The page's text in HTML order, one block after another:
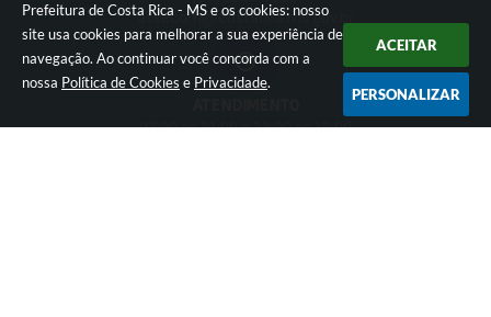
Prefeitura de Costa Rica - MS e os cookies: nosso
site usa cookies para melhorar a sua experiência de
navegação. Ao continuar você concorda com a
nossa Política de Cookies e Privacidade.
ACEITAR
PERSONALIZAR
assecom@costarica.ms.gov.br
07:00 às 11:00 e 13:00 às 17:00